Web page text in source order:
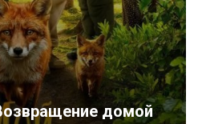
домой